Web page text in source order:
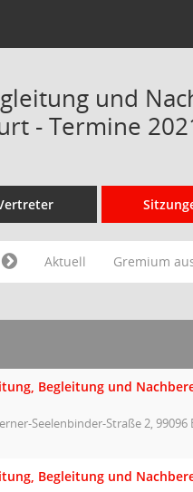
und
- Termine
Aktuell Gremium
Begleitung und
Seelenbinder-Straße 2, 99096
Begleitung und